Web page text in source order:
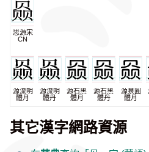
思源宋
CN
源流明
體月
源流明
體丹
源石黑
體月
源石黑
體丹
源泉圓
體月
其它漢字網路資源